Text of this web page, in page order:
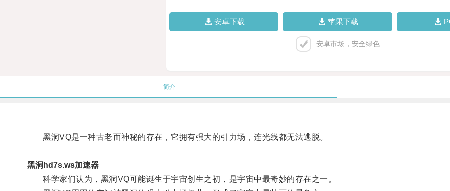
安卓下载 苹果下载
安卓市场，安全绿色
简介
黑洞VQ是一种古老而神秘的存在，它拥有强大的引力场，连光线都无法逃脱。
黑洞hd7s.ws加速器
科学家们认为，黑洞VQ可能诞生于宇宙创生之初，是宇宙中最奇妙的存在之一。